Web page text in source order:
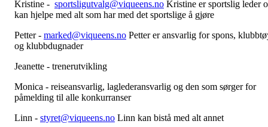
Kristine - sportsligutvalg@viqueens.no Kristine er sportslig leder
kan hjelpe med alt som har med det sportslige å gjøre
Petter - marked@viqueens.no Petter er ansvarlig for spons,
og klubbdugnader
Jeanette - trenerutvikling
Monica - reiseansvarlig, laglederansvarlig og den som sørger for
påmelding til alle konkurranser
Linn - styret@viqueens.no Linn kan bistå med alt annet